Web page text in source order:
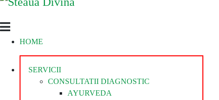
Steaua
Divina
Clinica
SteauaHOME
SERVICII
CONSULTATII DIAGNOSTIC
AYURVEDA